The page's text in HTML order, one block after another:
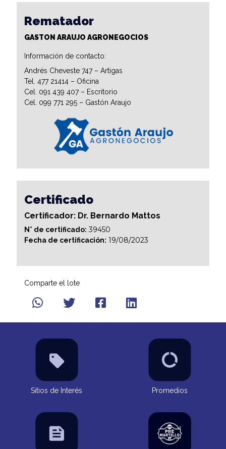
Rematador
GASTON ARAUJO AGRONEGOCIOS
Información de contacto:
Andrés Cheveste 747 – Artigas
Tel. 477 21414 – Oficina
Cel. 091 439 407 – Escritorio
Cel. 099 771 295 – Gastón Araujo
Certificado
Certificador: Dr. Bernardo Mattos
N° de certificado: 39450
Fecha de certificación: 19/08/2023
Comparte el lote
Sitios de Interés Promedios